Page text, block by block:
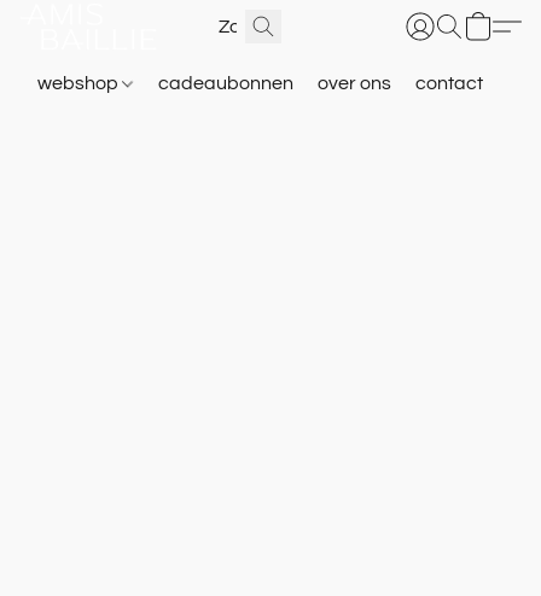
webshop cadeaubonnen over ons contact